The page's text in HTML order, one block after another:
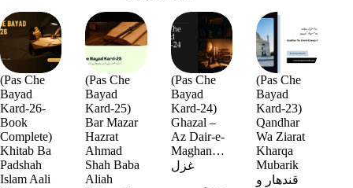
(Pas Che
Bayad
Kard-26-
Book
Complete)
Khitab Ba
Padshah
Islam Aali
(Pas Che
Bayad
Kard-25)
Bar Mazar
Hazrat
Ahmad
Shah Baba
Aliah
(Pas Che
Bayad
Kard-24)
Ghazal –
Az Dair-e-
Maghan…
غزل
(Pas Che
Bayad
Kard-23)
Qandhar
Wa Ziarat
Kharqa
Mubarik
قندھار و